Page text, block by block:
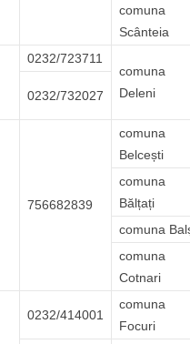
comuna
Scânteia
0232/723711
comuna
Deleni
0232/732027
756682839
comuna
Belcești
comuna
Bălțați
comuna
comuna
Cotnari
0232/414001
comuna
Focuri